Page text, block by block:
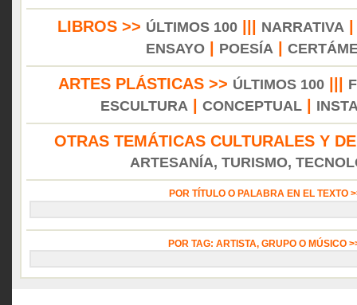
LIBROS >> ÚLTIMOS 100 NARRATIVA
ENSAYO| POESÍA
ARTES PLÁSTICAS >> ÚLTIMOS 100|||
ESCULTURA
CONCEPTUAL
OTRAS TEMÁTICAS CULTURALES Y
ARTESANÍA, TURISMO,
POR TÍTULO O PALABRA EN EL TEXTO
POR TAG: ARTISTA, GRUPO O MÚSICO